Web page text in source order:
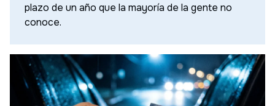
plazo de un año que la mayoría de la gente no
conoce.